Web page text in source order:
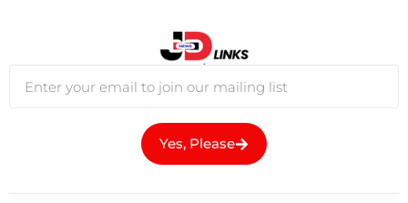
Yes, Please